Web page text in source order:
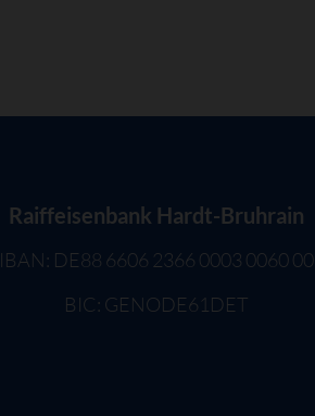
Raiffeisenbank Hardt-Bruhrain
IBAN: DE88 6606 2366 0003 0060 00
BIC: GENODE61DET